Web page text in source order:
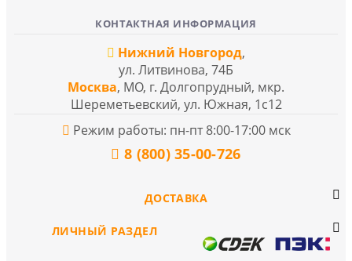
КОНТАКТНАЯ ИНФОРМАЦИЯ
Нижний Новгород,
ул. Литвинова, 74Б
Москва, МО, г. Долгопрудный, мкр.
Шереметьевский, ул. Южная, 1с12
Режим работы: пн-пт 8:00-17:00 мск
8 (800) 35-00-726
ДОСТАВКА
ЛИЧНЫЙ РАЗДЕЛ